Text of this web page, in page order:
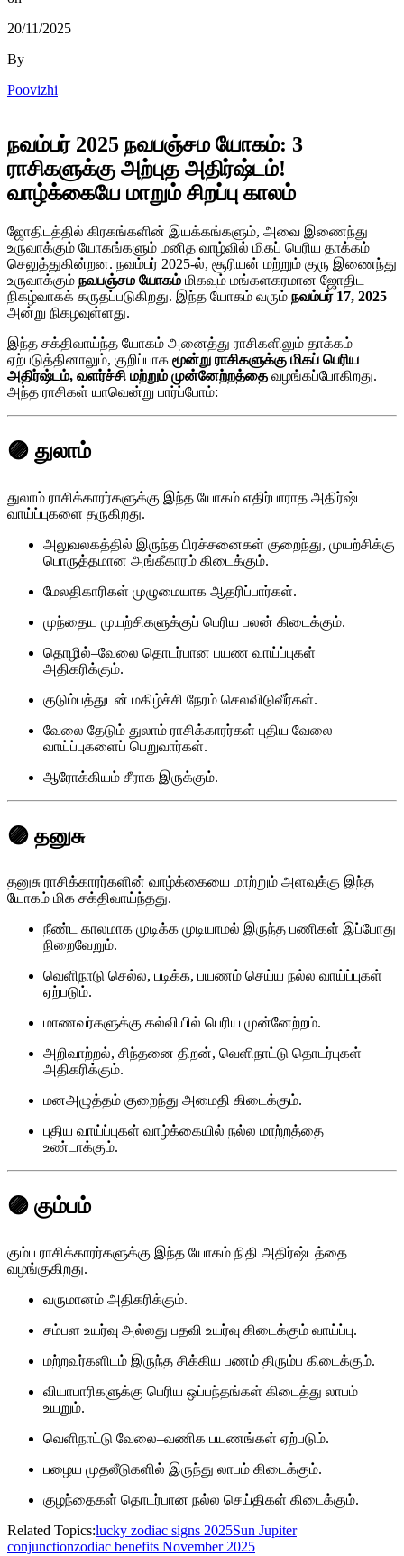
20/11/2025
By
Poovizhi
நவம்பர் 2025 நவபஞ்சம யோகம்: 3
ராசிகளுக்கு அற்புத அதிர்ஷ்டம்!
வாழ்க்கையே மாறும் சிறப்பு காலம்
ஜோதிடத்தில் கிரகங்களின் இயக்கங்களும், அவை இணைந்து
உருவாக்கும் யோகங்களும் மனித வாழ்வில் மிகப் பெரிய தாக்கம்
செலுத்துகின்றன. நவம்பர் 2025-ல், சூரியன் மற்றும் குரு இணைந்து
உருவாக்கும் நவபஞ்சம யோகம் மிகவும் மங்களகரமான ஜோதிட
நிகழ்வாகக் கருதப்படுகிறது. இந்த யோகம் வரும் நவம்பர் 17, 2025
அன்று நிகழவுள்ளது.
இந்த சக்திவாய்ந்த யோகம் அனைத்து ராசிகளிலும் தாக்கம்
ஏற்படுத்தினாலும், குறிப்பாக மூன்று ராசிகளுக்கு மிகப் பெரிய
அதிர்ஷ்டம், வளர்ச்சி மற்றும் முன்னேற்றத்தை வழங்கப்போகிறது.
அந்த ராசிகள் யாவென்று பார்ப்போம்:
🟣 துலாம்
துலாம் ராசிக்காரர்களுக்கு இந்த யோகம் எதிர்பாராத அதிர்ஷ்ட
வாய்ப்புகளை தருகிறது.
அலுவலகத்தில் இருந்த பிரச்சனைகள் குறைந்து, முயற்சிக்கு
பொருத்தமான அங்கீகாரம் கிடைக்கும்.
மேலதிகாரிகள் முழுமையாக ஆதரிப்பார்கள்.
முந்தைய முயற்சிகளுக்குப் பெரிய பலன் கிடைக்கும்.
தொழில்–வேலை தொடர்பான பயண வாய்ப்புகள்
அதிகரிக்கும்.
குடும்பத்துடன் மகிழ்ச்சி நேரம் செலவிடுவீர்கள்.
வேலை தேடும் துலாம் ராசிக்காரர்கள் புதிய வேலை
வாய்ப்புகளைப் பெறுவார்கள்.
ஆரோக்கியம் சீராக இருக்கும்.
🟣 தனுசு
தனுசு ராசிக்காரர்களின் வாழ்க்கையை மாற்றும் அளவுக்கு இந்த
யோகம் மிக சக்திவாய்ந்தது.
நீண்ட காலமாக முடிக்க முடியாமல் இருந்த பணிகள் இப்போது
நிறைவேறும்.
வெளிநாடு செல்ல, படிக்க, பயணம் செய்ய நல்ல வாய்ப்புகள்
ஏற்படும்.
மாணவர்களுக்கு கல்வியில் பெரிய முன்னேற்றம்.
அறிவாற்றல், சிந்தனை திறன், வெளிநாட்டு தொடர்புகள்
அதிகரிக்கும்.
மனஅழுத்தம் குறைந்து அமைதி கிடைக்கும்.
புதிய வாய்ப்புகள் வாழ்க்கையில் நல்ல மாற்றத்தை
உண்டாக்கும்.
🟣 கும்பம்
கும்ப ராசிக்காரர்களுக்கு இந்த யோகம் நிதி அதிர்ஷ்டத்தை
வழங்குகிறது.
வருமானம் அதிகரிக்கும்.
சம்பள உயர்வு அல்லது பதவி உயர்வு கிடைக்கும் வாய்ப்பு.
மற்றவர்களிடம் இருந்த சிக்கிய பணம் திரும்ப கிடைக்கும்.
வியாபாரிகளுக்கு பெரிய ஒப்பந்தங்கள் கிடைத்து லாபம்
உயறும்.
வெளிநாட்டு வேலை–வணிக பயணங்கள் ஏற்படும்.
பழைய முதலீடுகளில் இருந்து லாபம் கிடைக்கும்.
குழந்தைகள் தொடர்பான நல்ல செய்திகள் கிடைக்கும்.
Related Topics:lucky zodiac signs 2025Sun Jupiter
conjunctionzodiac benefits November 2025